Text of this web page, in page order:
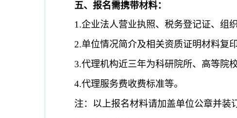
五、 报名需携带材料：
1.企业法人营业执照、税务登记证、组
2.单位情况简介及相关资质证明材料复印
3.代理机构近三年为科研院所、高等院
4.代理服务费收费标准等。
注：以上报名材料请加盖单位公章并装